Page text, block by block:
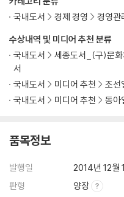
인간에 대한 이해
한국적 낭만주의
나와의 첫 대면
낙방
석방
이상주의자의 금과옥조
인간 현상
기능적 불평등성의 원리
삶과 노동
혼돈과 모순의 시대
수상내역 및 미디어 추천 분류
국내도서
세종도서_(구)문
서
국내도서
미디어 추천
조선
국내도서
미디어 추천 동아
국내도서
경제 경영 경영관
품목정보
발행일
2014년 12월
판형
양장